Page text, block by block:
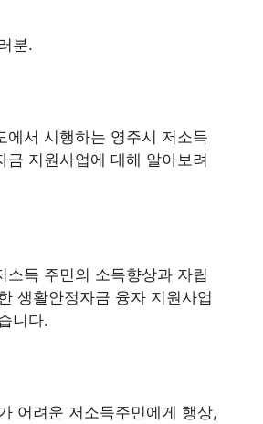
분.
에서 시행하는 영주시 저소득
금 지원사업에 대해 알아보려
소득 주민의 소득향상과 자립
생활안정자금 융자 지원사업
니다.
어려운 저소득주민에게 행상,